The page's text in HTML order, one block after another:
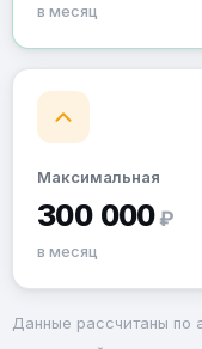
в месяц
Максимальная
300 000 ₽
в месяц
Данные рассчитаны по